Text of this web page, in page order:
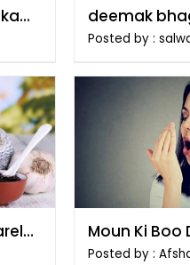
deemak
tarika
Posted by :
Moun Ki Boo
Tarikay
Posted by :